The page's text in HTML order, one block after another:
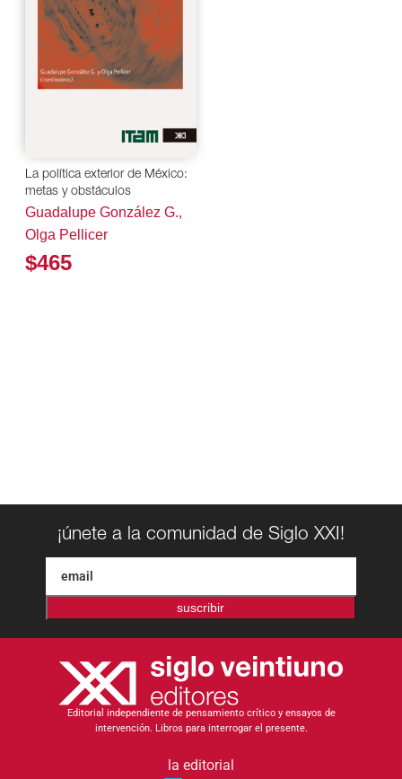
La política exterior de México:
metas y obstáculos
Guadalupe González G.,
Olga Pellicer
$465
¡únete a la comunidad de Siglo XXI!
suscribir
Editorial independiente de pensamiento crítico y ensayos de
intervención. Libros para interrogar el presente.
la editorial